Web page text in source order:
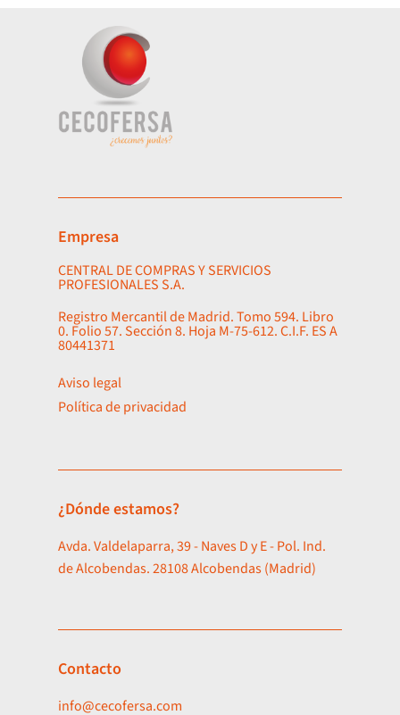
Empresa
CENTRAL DE COMPRAS Y SERVICIOS
PROFESIONALES S.A.
Registro Mercantil de Madrid. Tomo 594. Libro
0. Folio 57. Sección 8. Hoja M-75-612. C.I.F. ES A
80441371
Aviso legal
Política de privacidad
¿Dónde estamos?
Avda. Valdelaparra, 39 - Naves D y E - Pol. Ind.
de Alcobendas. 28108 Alcobendas (Madrid)
Contacto
info@cecofersa.com